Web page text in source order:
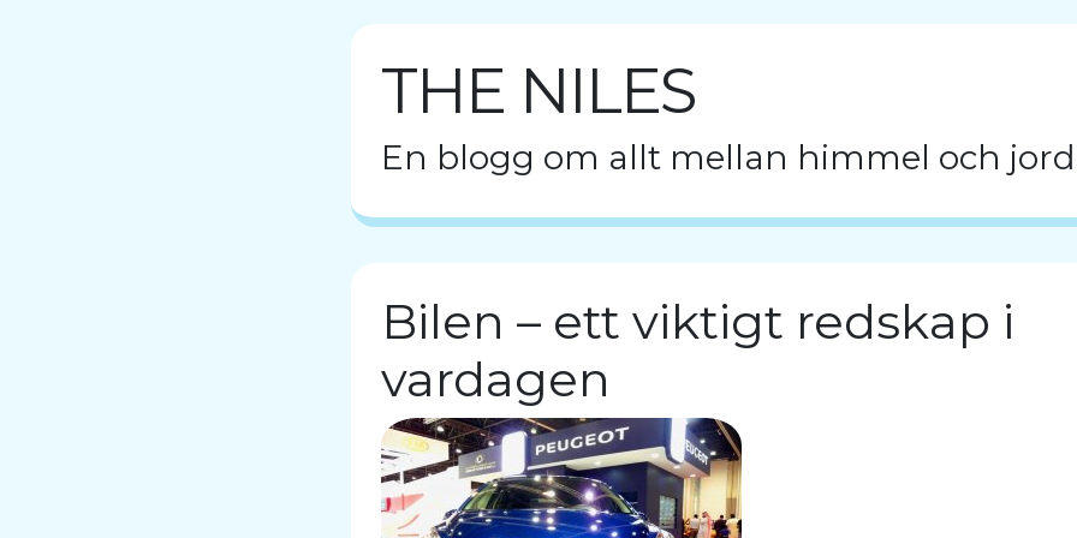
THE NILES
En blogg om allt mellan himmel och
Bilen – ett viktigt redskap i
vardagen